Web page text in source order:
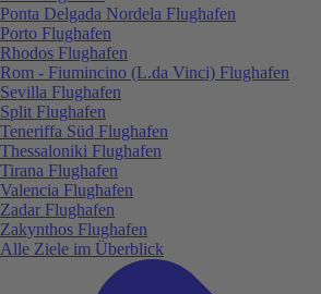
Ponta Delgada Nordela Flughafen
Porto Flughafen
Rhodos Flughafen
Rom - Fiumincino (L.da Vinci) Flughafen
Sevilla Flughafen
Split Flughafen
Teneriffa Süd Flughafen
Thessaloniki Flughafen
Tirana Flughafen
Valencia Flughafen
Zadar Flughafen
Zakynthos Flughafen
Alle Ziele im Überblick